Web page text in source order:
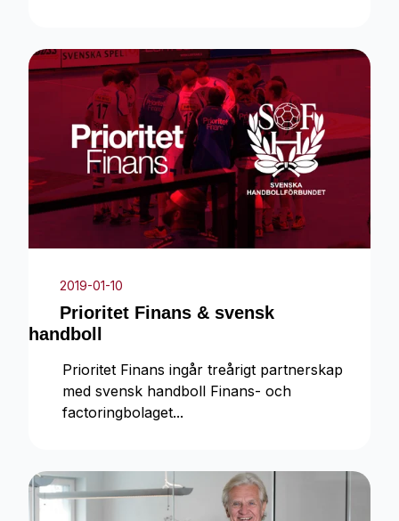
2019-01-10
Prioritet Finans & svensk
handboll
Prioritet Finans ingår treårigt partnerskap
med svensk handboll Finans- och
factoringbolaget...